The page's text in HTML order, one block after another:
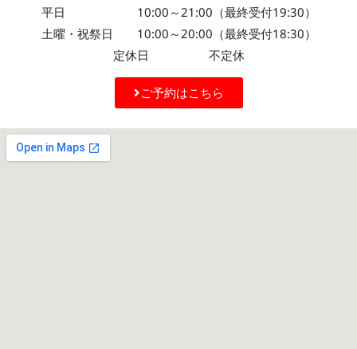
平日 10:00～21:00（最終受付19:30）
土曜・祝祭日 10:00～20:00（最終受付18:30）
定休日 不定休
ご予約はこちら